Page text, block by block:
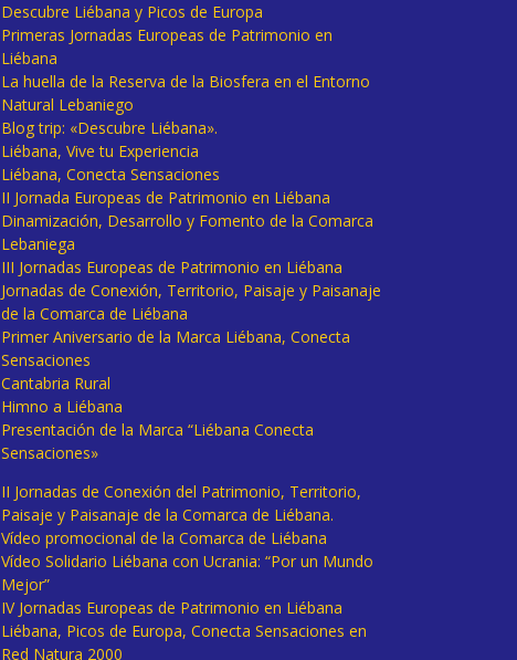
Descubre Liébana y Picos de Europa
Primeras Jornadas Europeas de Patrimonio en
Liébana
La huella de la Reserva de la Biosfera en el Entorno
Natural Lebaniego
Blog trip: «Descubre Liébana».
Liébana, Vive tu Experiencia
Liébana, Conecta Sensaciones
II Jornada Europeas de Patrimonio en Liébana
Dinamización, Desarrollo y Fomento de la Comarca
Lebaniega
III Jornadas Europeas de Patrimonio en Liébana
Jornadas de Conexión, Territorio, Paisaje y Paisanaje
de la Comarca de Liébana
Primer Aniversario de la Marca Liébana, Conecta
Sensaciones
Cantabria Rural
Himno a Liébana
Presentación de la Marca “Liébana Conecta
Sensaciones»
II Jornadas de Conexión del Patrimonio, Territorio,
Paisaje y Paisanaje de la Comarca de Liébana.
Vídeo promocional de la Comarca de Liébana
Vídeo Solidario Liébana con Ucrania: “Por un Mundo
Mejor”
IV Jornadas Europeas de Patrimonio en Liébana
Liébana, Picos de Europa, Conecta Sensaciones en
Red Natura 2000